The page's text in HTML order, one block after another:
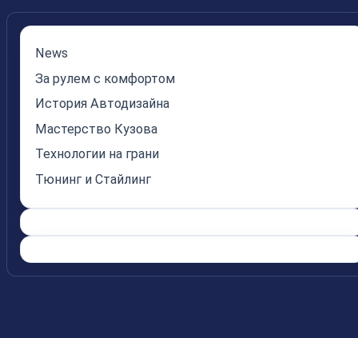
News
За рулем с комфортом
История Автодизайна
Мастерство Кузова
Технологии на грани
Тюнинг и Стайлинг